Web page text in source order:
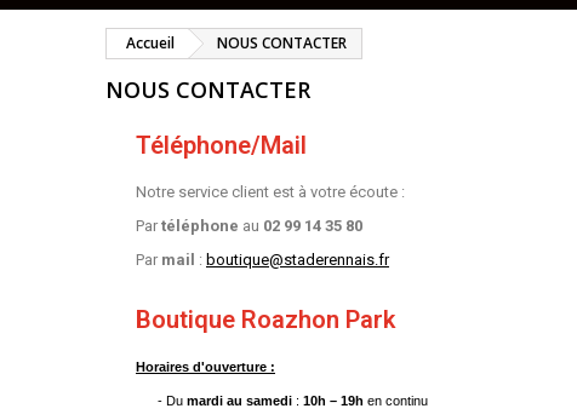
Accueil NOUS CONTACTER
NOUS CONTACTER
Téléphone/Mail
Notre service client est à votre écoute :
Par téléphone au 02 99 14 35 80
Par mail : boutique@staderennais.fr
Boutique Roazhon Park
Horaires d'ouverture :
- Du mardi au samedi : 10h – 19h en continu